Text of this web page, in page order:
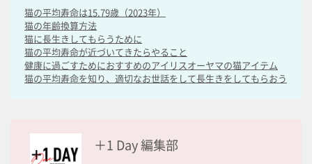
猫の平均寿命は15.79歳（2023年）
猫の年齢換算方法
猫に長生きしてもらうために
猫の平均寿命が近づいてきたらやること
健康に過ごすためにおすすめのアイリスオーヤマの猫アイテム
猫の平均寿命を知り、適切なお世話をして長生きをしてもらおう
＋1 Day 編集部